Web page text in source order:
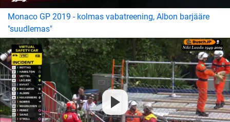
Monaco GP 2019 - kolmas vabatreening, Albon barjääre
"suudlemas"